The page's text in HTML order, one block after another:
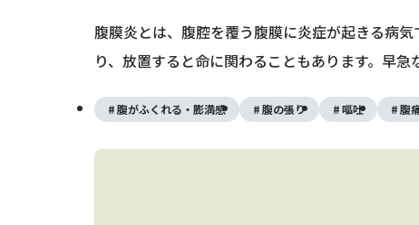
腹膜炎とは、腹腔を覆う腹膜に炎症が起きる病
り、放置すると命に関わることもあります。早急
腹がふくれる・膨満感 腹の張り 嘔吐 腹